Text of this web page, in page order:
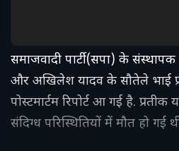
समाजवादी पार्टी (सपा) के
और अखिलेश यादव के सौतेले भाई
पोस्टमार्टम रिपोर्ट आ गई है.
संदिग्ध परिस्थितियों में मौत हो गई